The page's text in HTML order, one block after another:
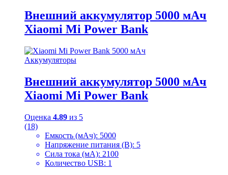
Внешний аккумулятор 5000 мАч
Xiaomi Mi Power Bank
Аккумуляторы
Внешний аккумулятор 5000 мАч
Xiaomi Mi Power Bank
Оценка 4.89 из 5
(18)
Емкость (мАч): 5000
Напряжение питания (В): 5
Сила тока (мА): 2100
Количество USB: 1